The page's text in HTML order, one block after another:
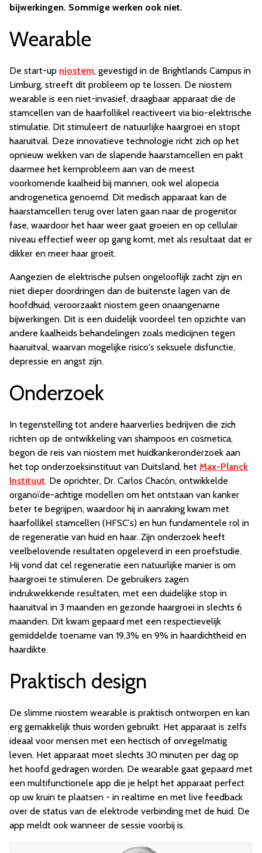
bijwerkingen. Sommige werken ook niet.
Wearable
De start-up niostem, gevestigd in de Brightlands Campus in
Limburg, streeft dit probleem op te lossen. De niostem
wearable is een niet-invasief, draagbaar apparaat die de
stamcellen van de haarfollikel reactiveert via bio-elektrische
stimulatie. Dit stimuleert de natuurlijke haargroei en stopt
haaruitval. Deze innovatieve technologie richt zich op het
opnieuw wekken van de slapende haarstamcellen en pakt
daarmee het kernprobleem aan van de meest
voorkomende kaalheid bij mannen, ook wel alopecia
androgenetica genoemd. Dit medisch apparaat kan de
haarstamcellen terug over laten gaan naar de progenitor
fase, waardoor het haar weer gaat groeien en op cellulair
niveau effectief weer op gang komt, met als resultaat dat er
dikker en meer haar groeit.
Aangezien de elektrische pulsen ongelooflijk zacht zijn en
niet dieper doordringen dan de buitenste lagen van de
hoofdhuid, veroorzaakt niostem geen onaangename
bijwerkingen. Dit is een duidelijk voordeel ten opzichte van
andere kaalheids behandelingen zoals medicijnen tegen
haaruitval, waarvan mogelijke risico's seksuele disfunctie,
depressie en angst zijn.
Onderzoek
In tegenstelling tot andere haarverlies bedrijven die zich
richten op de ontwikkeling van shampoos en cosmetica,
begon de reis van niostem met huidkankeronderzoek aan
het top onderzoeksinstituut van Duitsland, het Max-Planck
Instituut. De oprichter, Dr. Carlos Chacón, ontwikkelde
organoïde-achtige modellen om het ontstaan van kanker
beter te begrijpen, waardoor hij in aanraking kwam met
haarfollikel stamcellen (HFSC's) en hun fundamentele rol in
de regeneratie van huid en haar. Zijn onderzoek heeft
veelbelovende resultaten opgeleverd in een proefstudie.
Hij vond dat cel regeneratie een natuurlijke manier is om
haargroei te stimuleren. De gebruikers zagen
indrukwekkende resultaten, met een duidelijke stop in
haaruitval in 3 maanden en gezonde haargroei in slechts 6
maanden. Dit kwam gepaard met een respectievelijk
gemiddelde toename van 19,3% en 9% in haardichtheid en
haardikte.
Praktisch design
De slimme niostem wearable is praktisch ontworpen en kan
erg gemakkelijk thuis worden gebruikt. Het apparaat is zelfs
ideaal voor mensen met een hectisch of onregelmatig
leven. Het apparaat moet slechts 30 minuten per dag op
het hoofd gedragen worden. De wearable gaat gepaard met
een multifunctionele app die je helpt het apparaat perfect
op uw kruin te plaatsen - in realtime en met live feedback
over de status van de elektrode verbinding met de huid. De
app meldt ook wanneer de sessie voorbij is.